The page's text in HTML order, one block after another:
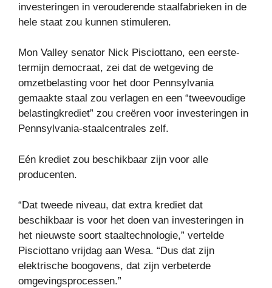
investeringen in verouderende staalfabrieken in de
hele staat zou kunnen stimuleren.
Mon Valley senator Nick Pisciottano, een eerste-
termijn democraat, zei dat de wetgeving de
omzetbelasting voor het door Pennsylvania
gemaakte staal zou verlagen en een “tweevoudige
belastingkrediet” zou creëren voor investeringen in
Pennsylvania-staalcentrales zelf.
Eén krediet zou beschikbaar zijn voor alle
producenten.
“Dat tweede niveau, dat extra krediet dat
beschikbaar is voor het doen van investeringen in
het nieuwste soort staaltechnologie,” vertelde
Pisciottano vrijdag aan Wesa. “Dus dat zijn
elektrische boogovens, dat zijn verbeterde
omgevingsprocessen.”